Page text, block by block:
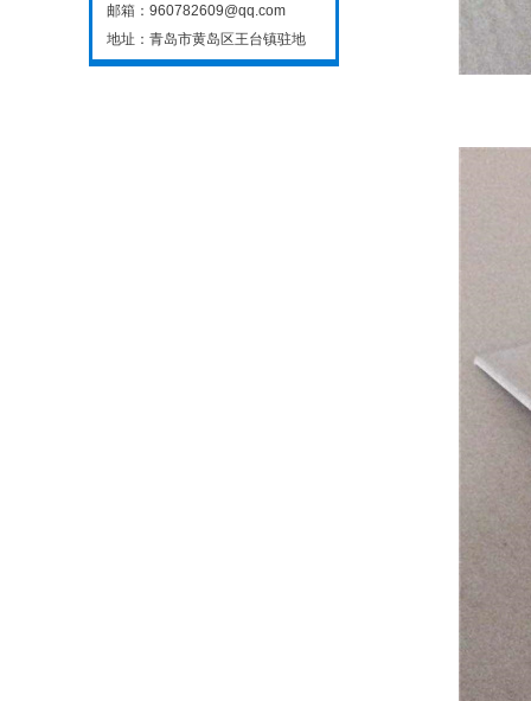
邮箱：960782609@qq.com
地址：青岛市黄岛区王台镇驻地